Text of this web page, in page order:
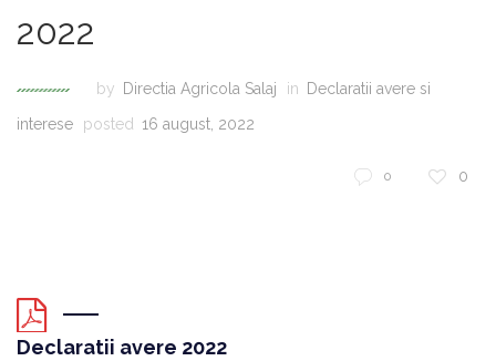
2022
by Directia Agricola Salaj in
Declaratii avere si
interese
posted 16 august, 2022
0 0
Declaratii avere 2022